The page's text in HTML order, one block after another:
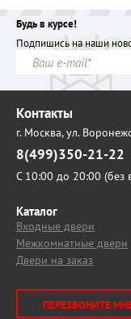
Будь в курсе!
Подпишись на наши
Контакты
г. Москва,ул.
8(499)350-21-22
С 10:00 до 20:00 (без
Каталог
Входные двери
Межкомнатные двери
Двери на заказ
ПЕРЕЗВОНИТЕ